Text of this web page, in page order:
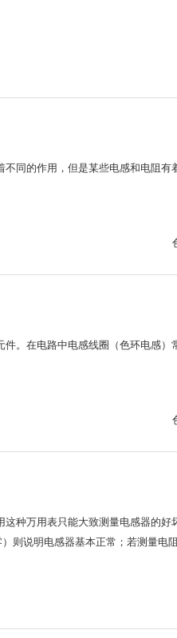
同的作用，但是某些电感和电阻有
。在电路中电感线圈（色环电感）
种万用表只能大致测量电感器的好
则说明电感器基本正常；若测量电